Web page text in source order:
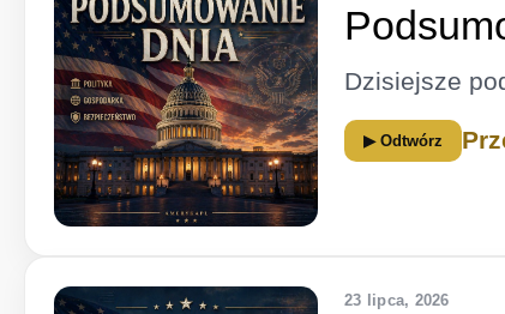
Dzisiejsze
▶ Odtwórz
23 lipca, 2026